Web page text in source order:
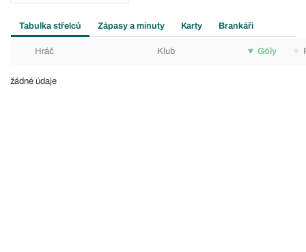
Tabulka střelců Zápasy a minuty Karty Brankáři
Hráč Klub Góly
žádné údaje